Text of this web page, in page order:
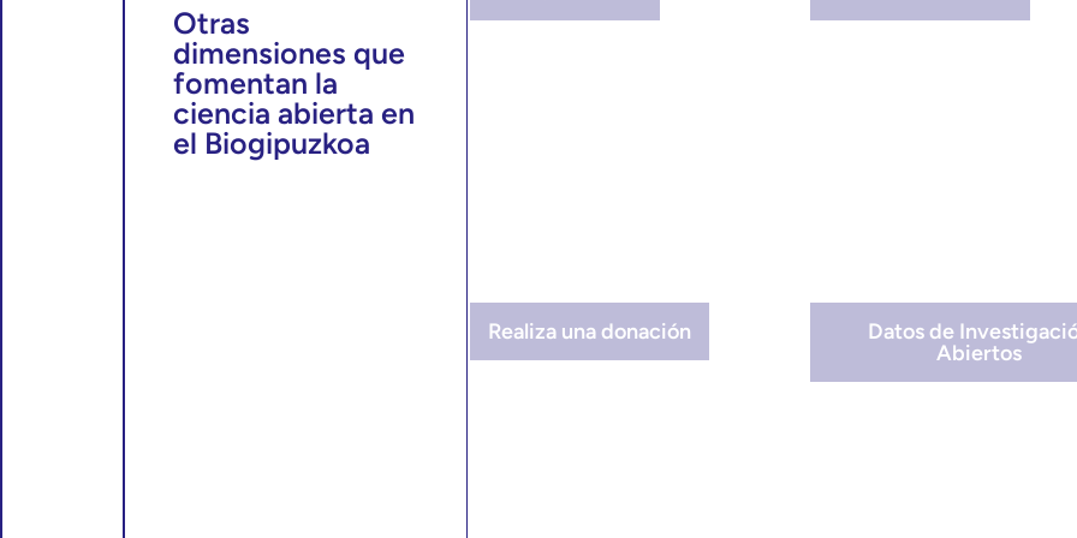
Otras
dimensiones que
fomentan la
ciencia abierta en
el Biogipuzkoa
Realiza una donación
Datos de
Abiertos